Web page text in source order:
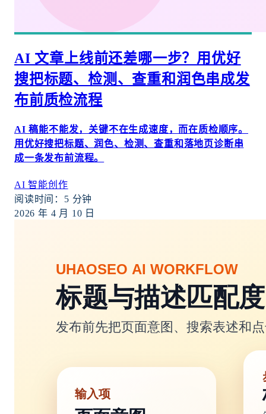
AI 文章上线前还差哪一步？用优好
搜把标题、检测、查重和润色串成发
布前质检流程
AI 稿能不能发，关键不在生成速度，而在质检顺序。
用优好搜把标题、润色、检测、查重和落地页诊断串
成一条发布前流程。
AI 智能创作
阅读时间： 5 分钟
2026 年 4 月 10 日